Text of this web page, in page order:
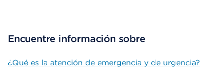
Encuentre información sobre
¿Qué es la atención de emergencia y de urgencia?